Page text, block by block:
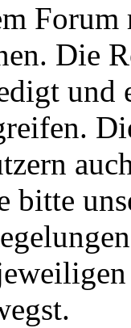
Die
und
bitte